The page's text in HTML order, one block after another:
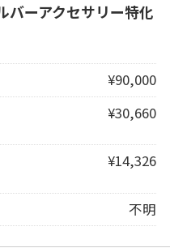
バーアクセサリー特化
¥90,000
¥30,660
¥14,326
不明